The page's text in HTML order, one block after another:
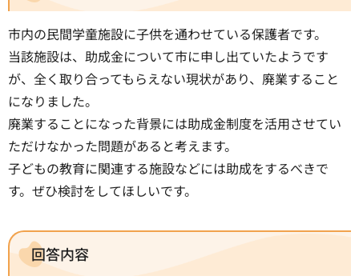
市内の民間学童施設に子供を通わせている保護者です。
当該施設は、助成金について市に申し出ていたようです
が、全く取り合ってもらえない現状があり、廃業すること
になりました。
廃業することになった背景には助成金制度を活用させてい
ただけなかった問題があると考えます。
子どもの教育に関連する施設などには助成をするべきで
す。ぜひ検討をしてほしいです。
回答内容